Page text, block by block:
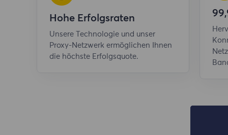
Hohe Erfolgsraten
Unsere Technologie und unser
Proxy-Netzwerk ermöglichen Ihnen
die höchste Erfolgsquote.